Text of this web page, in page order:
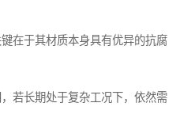
在于其材质本身具有优异的抗腐
若长期处于复杂工况下，依然需